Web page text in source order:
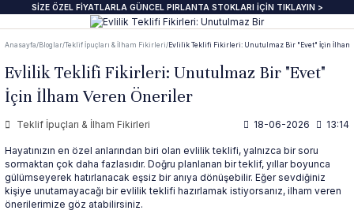
SİZE ÖZEL FİYATLARLA GÜNCEL PIRLANTA STOKLARI İÇİN TIKLAYIN >
Anasayfa Bloglar Teklif İpuçları & İlham Fikirleri Evlilik Teklifi Fikirleri: Unutulmaz Bir "Evet" İçin İlham
Evlilik Teklifi Fikirleri: Unutulmaz Bir "Evet"
İçin İlham Veren Öneriler
Teklif İpuçları & İlham Fikirleri 18-06-2026 13:14
Hayatınızın en özel anlarından biri olan evlilik teklifi, yalnızca bir soru
sormaktan çok daha fazlasıdır. Doğru planlanan bir teklif, yıllar boyunca
gülümseyerek hatırlanacak eşsiz bir anıya dönüşebilir. Eğer sevdiğiniz
kişiye unutamayacağı bir evlilik teklifi hazırlamak istiyorsanız, ilham veren
önerilerimize göz atabilirsiniz.
Geri Dön
Yüzük
Yüzükler GIA & HRD
Pırlanta Tektaş Yüzük
Geri Dön
Yüzük
Pırlanta Beştaş Yüzük
7 Taş Pırlanta ve Yarım Yur
Pırlanta Tria Yüzük
Yüzük
Taşlı Yüzük
Geri Dön
Kolye
Kolye
Taşlı Kolye
Pırlanta Renkli Taşlı Kolye
Fantezi Kolye
Pırlanta Setler
İnci Kolye
Geri Dön
Küpe
Küpe
Küpe
Pırlanta Renkli Taşlı Küpe
Fantazi küpeler
İnci küpe
Geri Dön
Bileklik
Bileklik
Taşlı Bileklik
Pırlanta Renkli Taşlı Bileklik
Tasarım Bileklikler
Set Bileklikler
Geri Dön
Geri Dön
Geri Dön
Journal